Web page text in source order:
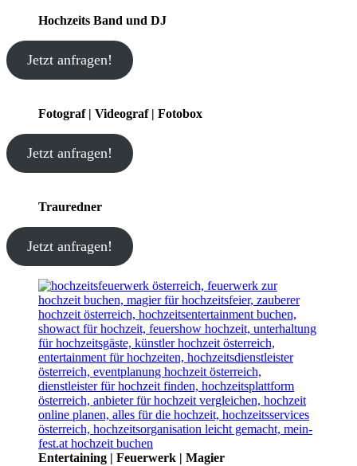
Hochzeits Band und DJ
Jetzt anfragen!
Fotograf | Videograf | Fotobox
Jetzt anfragen!
Trauredner
Jetzt anfragen!
Entertaining | Feuerwerk | Magier